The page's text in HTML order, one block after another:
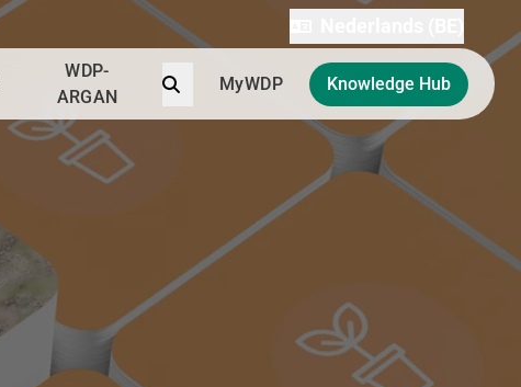
WDP-
ARGAN
ZoekMyWDP Knowledge Hub